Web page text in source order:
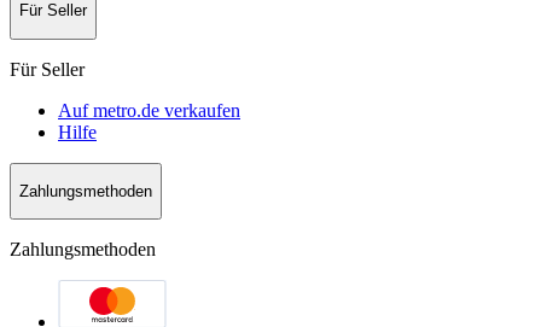
Für Seller
Für Seller
Auf metro.de verkaufen
Hilfe
Zahlungsmethoden
Zahlungsmethoden